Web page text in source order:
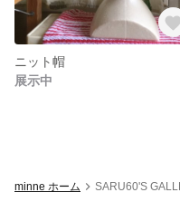
ニット帽
展示中
minne ホーム SARU60'S